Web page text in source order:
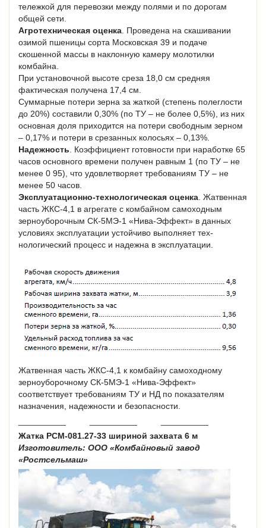
тележкой для перевозки между полями и по дорогам
общей сети.
Агротехническая оценка . Проведена на скашивании
озимой пшеницы сорта Московская 39 и подаче
скошенной массы в наклонную камеру молотилки
комбайна.
При установочной высоте среза 18,0 см средняя
фактическая получена 17,4 см.
Суммарные потери зерна за жаткой (степень полеглости
до 20%) составили 0,30% (по ТУ – не более 0,5%), из них
основная доля приходится на потери свободным зерном
– 0,17% и потери в срезанных колосьях – 0,13%.
Надежность . Коэффициент готовности при наработке 65
часов основного времени получен равным 1 (по ТУ – не
менее 0 95), что удовлетворяет требованиям ТУ – не
менее 50 часов.
Эксплуатационно-технологическая оценка . Жатвенная
часть ЖКС-4,1 в агрегате с комбайном самоходным
зерноуборочным СК-5МЭ-1 «Нива-Эффект» в данных
условиях эксплуатации устойчиво выполняет тех­
нологический процесс и надежна в эксплуатации.
Жатвенная часть ЖКС-4,1 к комбайну самоходному
зерноуборочному СК-5МЭ-1 «Нива-Эффект»
соответствует требованиям ТУ и НД по показателям
назначения, надежности и безопасности.
Жатка РСМ-081.27-33 шириной захвата 6 м
Изготовитель: ООО «Комбайновый завод
«Ростсельмаш»